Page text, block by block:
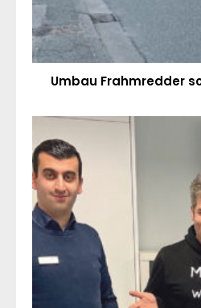
Umbau Frahmredder